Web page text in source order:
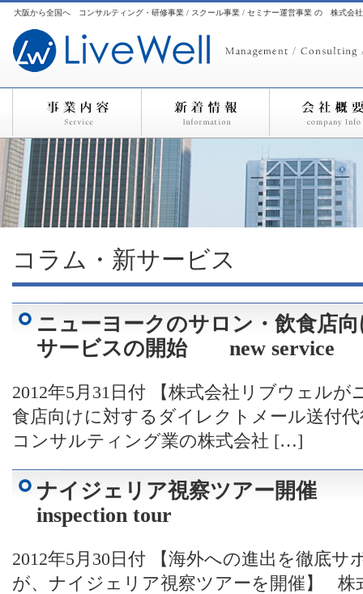
大阪から全国へ コンサルティング・研修事業 / スクール事業 / セミナー運営事業 の 株式会
コラム・新サービス
ニューヨークのサロン・飲食店
サービスの開始 new service
2012年5月31日付 【株式会社リブウェル
食店向けに対するダイレクトメール送
コンサルティング業の株式会社 […]
ナイジェリア視察ツアー開
inspection tour
2012年5月30日付 【海外への進出を徹底
が、ナイジェリア視察ツアーを開催】 株